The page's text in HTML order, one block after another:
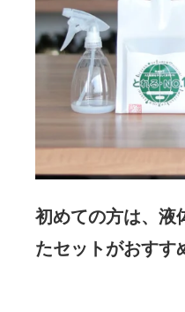
初めての方は、液
たセットがおすす